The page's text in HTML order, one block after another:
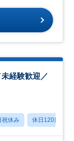
経験歓迎／
祝休み 休日120日以上